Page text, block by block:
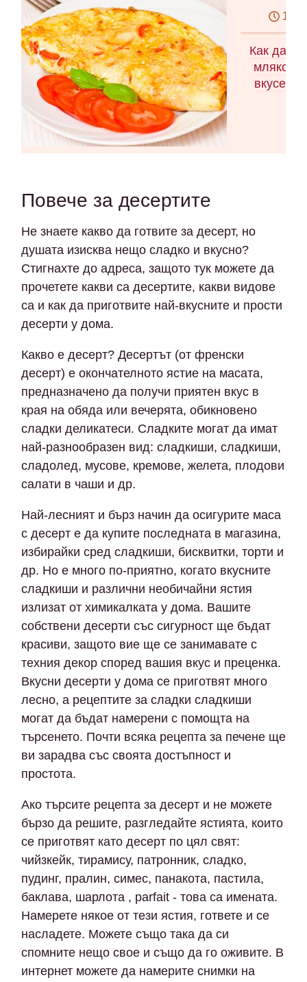
10
Как да
мляко
вкусен
Повече за десертите
Не знаете какво да готвите за десерт, но
душата изисква нещо сладко и вкусно?
Стигнахте до адреса, защото тук можете да
прочетете какви са десертите, какви видове
са и как да приготвите най-вкусните и прости
десерти у дома.
Какво е десерт? Десертът (от френски
десерт) е окончателното ястие на масата,
предназначено да получи приятен вкус в
края на обяда или вечерята, обикновено
сладки деликатеси. Сладките могат да имат
най-разнообразен вид: сладкиши, сладкиши,
сладолед, мусове, кремове, желета, плодови
салати в чаши и др.
Най-лесният и бърз начин да осигурите маса
с десерт е да купите последната в магазина,
избирайки сред сладкиши, бисквитки, торти и
др. Но е много по-приятно, когато вкусните
сладкиши и различни необичайни ястия
излизат от химикалката у дома. Вашите
собствени десерти със сигурност ще бъдат
красиви, защото вие ще се занимавате с
техния декор според вашия вкус и преценка.
Вкусни десерти у дома се приготвят много
лесно, а рецептите за сладки сладкиши
могат да бъдат намерени с помощта на
търсенето. Почти всяка рецепта за печене ще
ви зарадва със своята достъпност и
простота.
Ако търсите рецепта за десерт и не можете
бързо да решите, разгледайте ястията, които
се приготвят като десерт по цял свят:
чийзкейк, тирамису, патронник, сладко,
пудинг, пралин, симес, панакота, пастила,
баклава, шарлота , parfait - това са имената.
Намерете някое от тези ястия, гответе и се
насладете. Можете също така да си
спомните нещо свое и също да го оживите. В
интернет можете да намерите снимки на